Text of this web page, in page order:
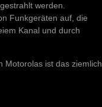
werden.
Funkgeräten auf, die
Kanal und durch
Motorolas ist das ziemlich